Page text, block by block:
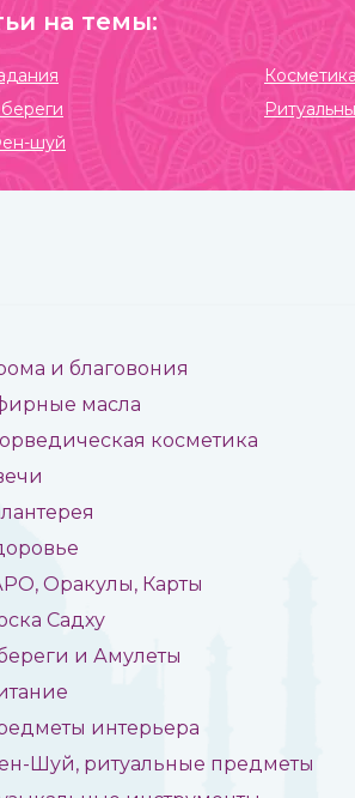
на темы:
Косметика
шуй
и благовония
масла
косметика
Оракулы, Карты
Садху
и Амулеты
интерьера
Шуй, ритуальные предметы